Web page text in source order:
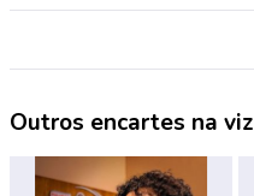
Outros encartes na